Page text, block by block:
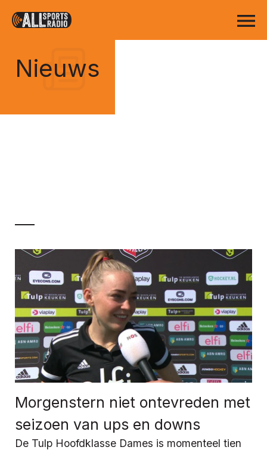
Nieuws
Morgenstern niet ontevreden met
seizoen van ups en downs
De Tulp Hoofdklasse Dames is momenteel tien